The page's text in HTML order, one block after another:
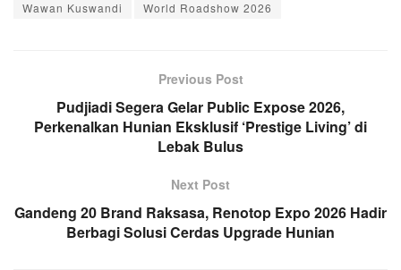
Wawan Kuswandi
World Roadshow 2026
Previous Post
Pudjiadi Segera Gelar Public Expose 2026,
Perkenalkan Hunian Eksklusif ‘Prestige Living’ di
Lebak Bulus
Next Post
Gandeng 20 Brand Raksasa, Renotop Expo 2026 Hadir
Berbagi Solusi Cerdas Upgrade Hunian